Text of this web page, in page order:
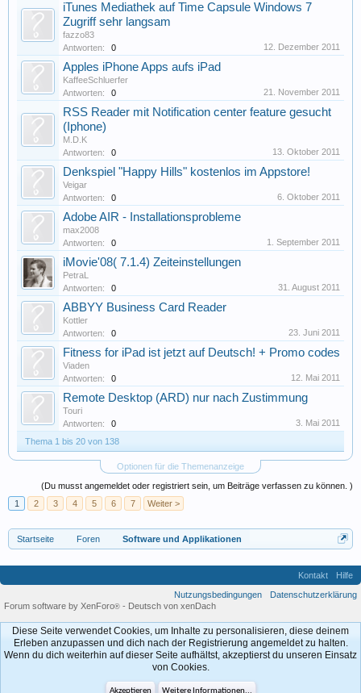
iTunes Mediathek auf Time Capsule Windows 7
Zugriff sehr langsam
fazzo83
Antworten:
0 12. Dezember 2011
Apples iPhone Apps aufs iPad
KaffeeSchluerfer
Antworten:
0 21. November 2011
RSS Reader mit Notification center feature gesucht
(Iphone)
M.D.K
Antworten:
0 13. Oktober 2011
Denkspiel "Happy Hills" kostenlos im Appstore!
Veigar
Antworten:
0 6. Oktober 2011
Adobe AIR - Installationsprobleme
max2008
Antworten:
0 1. September 2011
iMovie'08( 7.1.4) Zeiteinstellungen
PetraL
Antworten:
0 31. August 2011
ABBYY Business Card Reader
Kottler
Antworten:
0 23. Juni 2011
Fitness for iPad ist jetzt auf Deutsch! + Promo codes
Viaden
Antworten:
0 12. Mai 2011
Remote Desktop (ARD) nur nach Zustimmung
Touri
Antworten:
0
3. Mai 2011
Thema 1 bis 20 von 138
Optionen für die Themenanzeige
(Du musst angemeldet oder registriert sein, um Beiträge verfassen zu können. )
1
2 3 4 5 6 7 Weiter >
Startseite Foren Software und Applikationen
Kontakt
Hilfe
Nutzungsbedingungen
Datenschutzerklärung
Forum software by XenForo® - Deutsch von xenDach
Diese Seite verwendet Cookies, um Inhalte zu personalisieren, diese deinem
Erleben anzupassen und dich nach der Registrierung angemeldet zu halten.
Wenn du dich weiterhin auf dieser Seite aufhältst, akzeptierst du unseren Einsatz
von Cookies.
Akzeptieren Weitere Informationen...